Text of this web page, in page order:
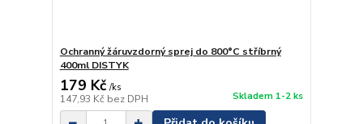
Ochranný žáruvzdorný sprej do 800°C stříbrný
400ml DISTYK
179 Kč /ks
147,93 Kč bez DPH Skladem 1-2 ks